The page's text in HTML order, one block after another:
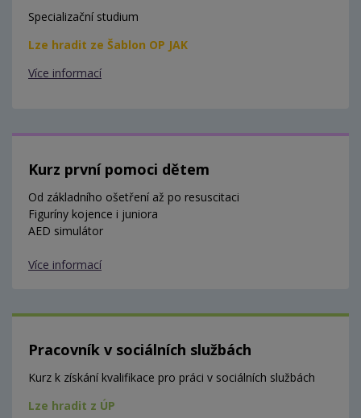
Specializační studium
Lze hradit ze Šablon OP JAK
Více informací
Kurz první pomoci dětem
Od základního ošetření až po resuscitaci
Figuríny kojence i juniora
AED simulátor
Více informací
Pracovník v sociálních službách
Kurz k získání kvalifikace pro práci v sociálních službách
Lze hradit z ÚP